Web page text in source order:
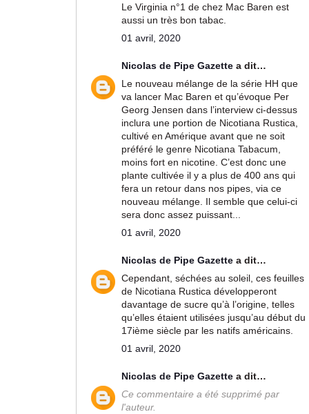
Le Virginia n°1 de chez Mac Baren est
aussi un très bon tabac.
01 avril, 2020
Nicolas de Pipe Gazette a dit…
Le nouveau mélange de la série HH que
va lancer Mac Baren et qu’évoque Per
Georg Jensen dans l’interview ci-dessus
inclura une portion de Nicotiana Rustica,
cultivé en Amérique avant que ne soit
préféré le genre Nicotiana Tabacum,
moins fort en nicotine. C’est donc une
plante cultivée il y a plus de 400 ans qui
fera un retour dans nos pipes, via ce
nouveau mélange. Il semble que celui-ci
sera donc assez puissant...
01 avril, 2020
Nicolas de Pipe Gazette a dit…
Cependant, séchées au soleil, ces feuilles
de Nicotiana Rustica développeront
davantage de sucre qu’à l’origine, telles
qu’elles étaient utilisées jusqu’au début du
17ième siècle par les natifs américains.
01 avril, 2020
Nicolas de Pipe Gazette a dit…
Ce commentaire a été supprimé par
l'auteur.